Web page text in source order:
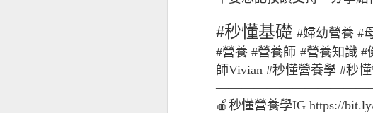
#秒懂基礎 #婦幼營養 #
#營養 #營養師 #營養知識
師Vivian #秒懂營養學 #秒
🍎秒懂營養學IG https://